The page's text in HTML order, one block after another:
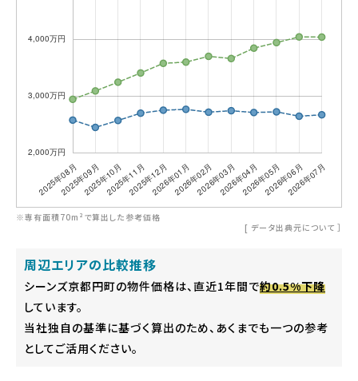
※専有面積70m²で算出した参考価格
[ データ出典元について ］
周辺エリアの比較推移
シーンズ京都円町の物件価格は、直近1年間で約0.5%下降
しています。
当社独自の基準に基づく算出のため、あくまでも一つの参考
としてご活用ください。